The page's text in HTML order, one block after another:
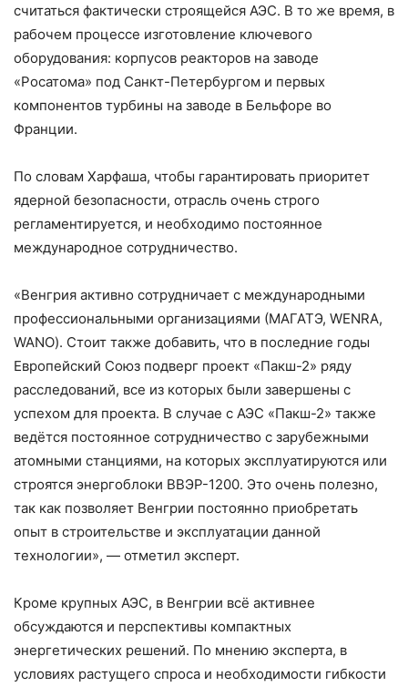
считаться фактически строящейся АЭС. В то же время, в
рабочем процессе изготовление ключевого
оборудования: корпусов реакторов на заводе
«Росатома» под Санкт-Петербургом и первых
компонентов турбины на заводе в Бельфоре во
Франции.
По словам Харфаша, чтобы гарантировать приоритет
ядерной безопасности, отрасль очень строго
регламентируется, и необходимо постоянное
международное сотрудничество.
«Венгрия активно сотрудничает с международными
профессиональными организациями (МАГАТЭ, WENRA,
WANO). Стоит также добавить, что в последние годы
Европейский Союз подверг проект «Пакш-2» ряду
расследований, все из которых были завершены с
успехом для проекта. В случае с АЭС «Пакш-2» также
ведётся постоянное сотрудничество с зарубежными
атомными станциями, на которых эксплуатируются или
строятся энергоблоки ВВЭР-1200. Это очень полезно,
так как позволяет Венгрии постоянно приобретать
опыт в строительстве и эксплуатации данной
технологии», — отметил эксперт.
Кроме крупных АЭС, в Венгрии всё активнее
обсуждаются и перспективы компактных
энергетических решений. По мнению эксперта, в
условиях растущего спроса и необходимости гибкости